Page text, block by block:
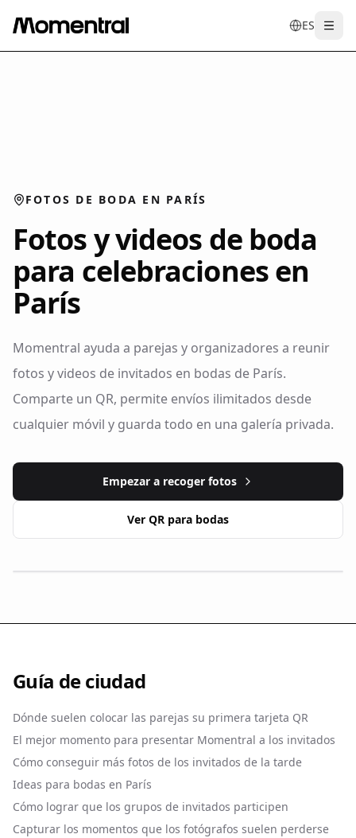
ES
entr dees
FOTOS DE BODA EN PARÍS
Fotos y videos de boda
para celebraciones en
París
Momentral ayuda a parejas y organizadores a reunir
fotos y videos de invitados en bodas de París.
Comparte un QR, permite envíos ilimitados desde
cualquier móvil y guarda todo en una galería privada.
Empezar a recoger fotos
Ver QR para bodas
Guía de ciudad
Dónde suelen colocar las parejas su primera tarjeta QR
El mejor momento para presentar Momentral a los invitados
Cómo conseguir más fotos de los invitados de la tarde
Ideas para bodas en París
Cómo lograr que los grupos de invitados participen
Capturar los momentos que los fotógrafos suelen perderse